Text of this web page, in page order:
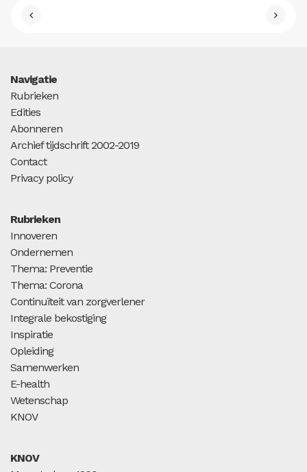
Navigatie
Rubrieken
Edities
Abonneren
Archief tijdschrift 2002-2019
Contact
Privacy policy
Rubrieken
Innoveren
Ondernemen
Thema: Preventie
Thema: Corona
Continuïteit van zorgverlener
Integrale bekostiging
Inspiratie
Opleiding
Samenwerken
E-health
Wetenschap
KNOV
KNOV